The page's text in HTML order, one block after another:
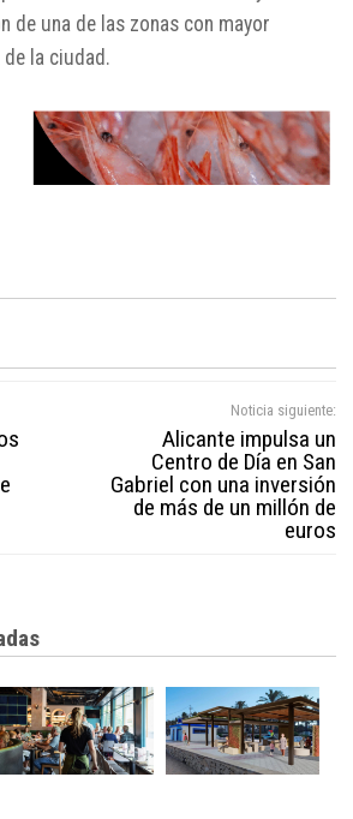
de una de las zonas con mayor
la ciudad.
Noticia siguiente:
Alicante impulsa un
Centro de Día en San
Gabriel con una inversión
de más de un millón de
euros